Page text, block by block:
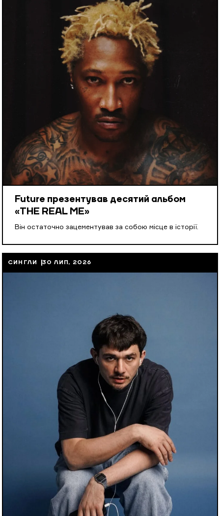
Future презентував десятий альбом
«THE REAL ME»
Він остаточно зацементував за собою місце в історії.
СИНГЛИ 30 ЛИП, 2026